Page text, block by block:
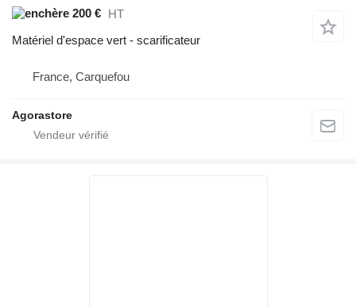
200 € HT
Matériel d'espace vert - scarificateur
France, Carquefou
Agorastore